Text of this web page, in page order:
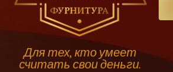
Для тех, кто умеет
считать свои деньги.